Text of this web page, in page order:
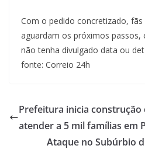
Com o pedido concretizado,
aguardam os próximos passos,
não tenha divulgado data ou
fonte: Correio 24h
Prefeitura inicia construção
atender a 5 mil famílias em
Ataque no Subúrbio